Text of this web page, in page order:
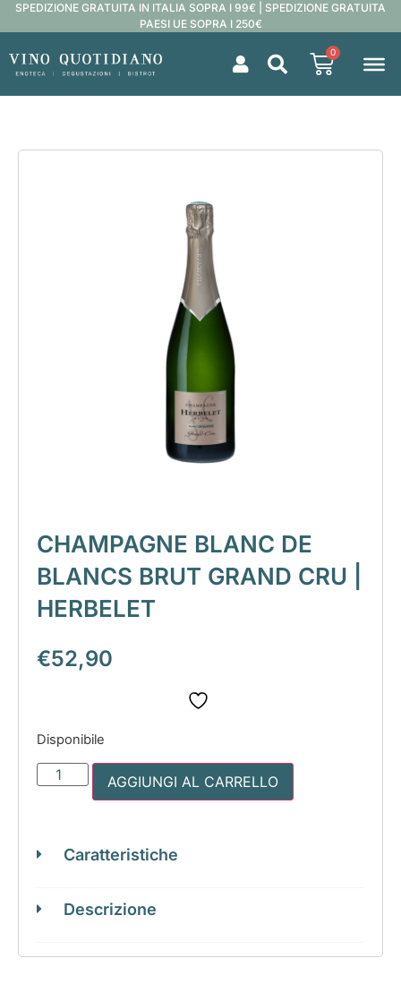
SPEDIZIONE GRATUITA IN ITALIA SOPRA I 99€ | SPEDIZIONE GRATUITA
PAESI UE SOPRA I 250€
0
CHAMPAGNE BLANC DE
BLANCS BRUT GRAND CRU |
HERBELET
€52,90
Disponibile
AGGIUNGI AL CARRELLO
Caratteristiche
Descrizione